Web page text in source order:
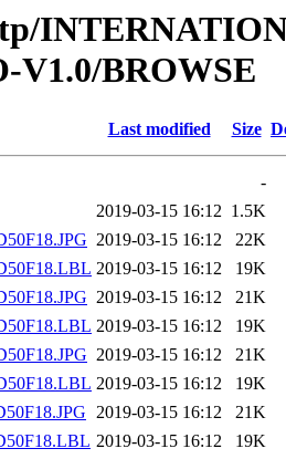
V1.0/BROWSE
Last modified Size
-
2019-03-15 16:12 1.5K
2019-03-15 16:12
22K
2019-03-15 16:12
19K
2019-03-15 16:12
21K
2019-03-15 16:12
19K
2019-03-15 16:12
21K
2019-03-15 16:12
19K
2019-03-15 16:12
21K
2019-03-15 16:12
19K